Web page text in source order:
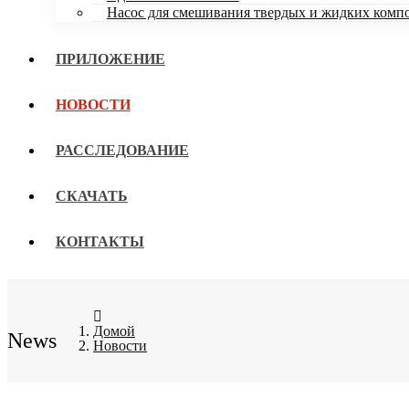
Насос для смешивания твердых и жидких
ПРИЛОЖЕНИЕ
НОВОСТИ
РАССЛЕДОВАНИЕ
СКАЧАТЬ
КОНТАКТЫ
News
Домой
Новости